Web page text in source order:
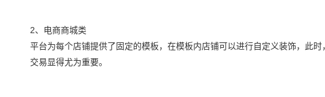
2、电商商城类
平台为每个店铺提供了固定的模板，在模板内店铺可以进行自定义装饰，此
交易显得尤为重要。